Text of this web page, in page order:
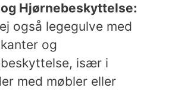
Hjørnebeskyttelse:
også legegulve med
og
især i
med møbler eller